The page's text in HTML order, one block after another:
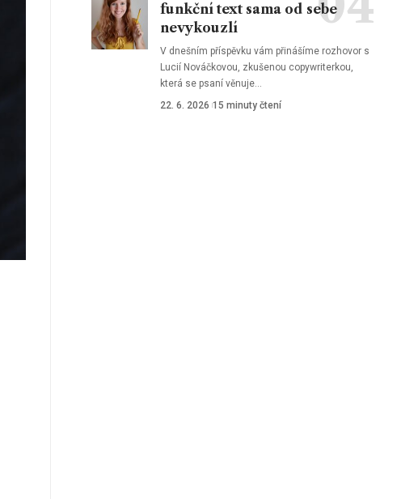
funkční text sama od sebe
nevykouzlí
V dnešním příspěvku vám přinášíme rozhovor s
Lucií Nováčkovou, zkušenou copywriterkou,
která se psaní věnuje…
22. 6. 2026 15 minuty čtení